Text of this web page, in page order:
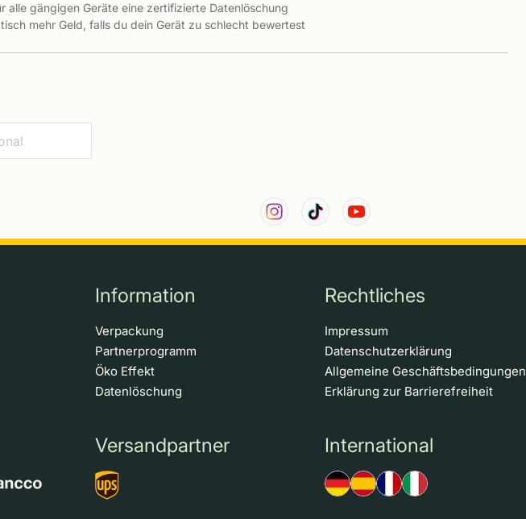
alle gängigen Geräte eine zertifizierte Datenlöschung
mehr Geld, falls du dein Gerät zu schlecht bewertest
Information
Verpackung
Partnerprogramm
Öko Effekt
Datenlöschung
Rechtliches
Impressum
Datenschutzerklärung
Allgemeine Geschäftsbedingungen
Erklärung zur Barrierefreiheit
Versandpartner International